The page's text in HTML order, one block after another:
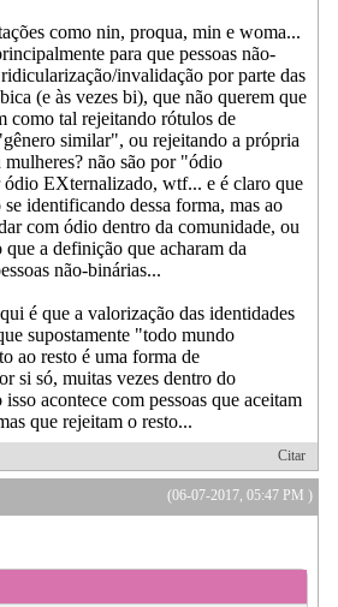
como nin, proqua, min e woma...
para que pessoas não-
invalidação por parte das
(e às vezes bi), que não querem que
como tal rejeitando rótulos de
similar", ou rejeitando a própria
mulheres? não são por "ódio
EXternalizado, wtf... e é claro que
identificando dessa forma, mas ao
com ódio dentro da comunidade, ou
que a definição que acharam da
não-binárias...
é que a valorização das identidades
supostamente "todo mundo
ao resto é uma forma de
si só, muitas vezes dentro do
acontece com pessoas que aceitam
que rejeitam o resto...
Citar
(06-07-2017, 05:47 PM )